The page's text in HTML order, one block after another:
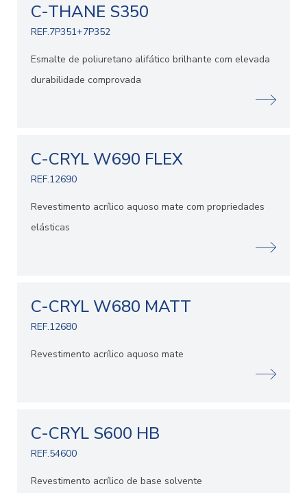
C-THANE S350
REF.7P351+7P352
Esmalte de poliuretano alifático brilhante com elevada
durabilidade comprovada
C-CRYL W690 FLEX
REF.12690
Revestimento acrílico aquoso mate com propriedades
elásticas
C-CRYL W680 MATT
REF.12680
Revestimento acrílico aquoso mate
C-CRYL S600 HB
REF.54600
Revestimento acrílico de base solvente